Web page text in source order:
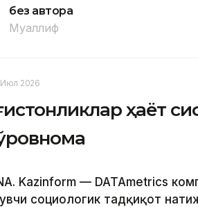
без автора
Муаллиф
Июл 2026
ҳаёт
Kazinform — DATAmetrics
социологик тадқиқот